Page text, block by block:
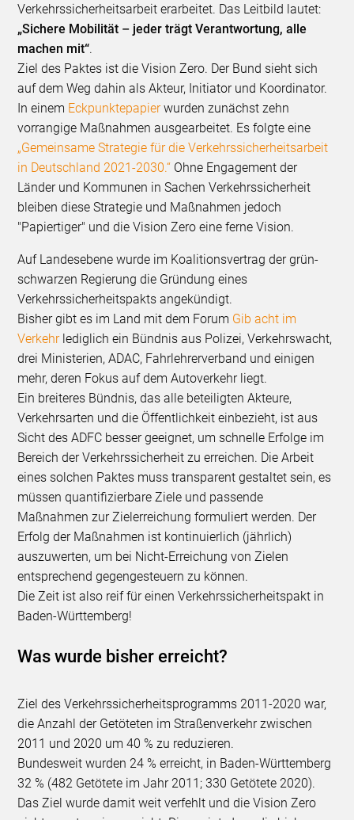
Verkehrssicherheitsarbeit erarbeitet. Das Leitbild lautet:
„Sichere Mobilität – jeder trägt Verantwortung, alle
machen mit“.
Ziel des Paktes ist die Vision Zero. Der Bund sieht sich
auf dem Weg dahin als Akteur, Initiator und Koordinator.
In einem Eckpunktepapierwurden zunächst zehn
vorrangige Maßnahmen ausgearbeitet. Es folgte eine
„Gemeinsame Strategie für die Verkehrssicherheitsarbeit
in Deutschland 2021-2030.“ Ohne Engagement der
Länder und Kommunen in Sachen Verkehrssicherheit
bleiben diese Strategie und Maßnahmen jedoch
"Papiertiger" und die Vision Zero eine ferne Vision.
Auf Landesebene wurde im Koalitionsvertrag der grün-
schwarzen Regierung die Gründung eines
Verkehrssicherheitspakts angekündigt.
Bisher gibt es im Land mit dem Forum Gib acht im
Verkehrlediglich ein Bündnis aus Polizei, Verkehrswacht,
drei Ministerien, ADAC, Fahrlehrerverband und einigen
mehr, deren Fokus auf dem Autoverkehr liegt.
Ein breiteres Bündnis, das alle beteiligten Akteure,
Verkehrsarten und die Öffentlichkeit einbezieht, ist aus
Sicht des ADFC besser geeignet, um schnelle Erfolge im
Bereich der Verkehrssicherheit zu erreichen. Die Arbeit
eines solchen Paktes muss transparent gestaltet sein, es
müssen quantifizierbare Ziele und passende
Maßnahmen zur Zielerreichung formuliert werden. Der
Erfolg der Maßnahmen ist kontinuierlich (jährlich)
auszuwerten, um bei Nicht-Erreichung von Zielen
entsprechend gegengesteuern zu können.
Die Zeit ist also reif für einen Verkehrssicherheitspakt in
Baden-Württemberg!
Was wurde bisher erreicht?
Ziel des Verkehrssicherheitsprogramms 2011-2020 war,
die Anzahl der Getöteten im Straßenverkehr zwischen
2011 und 2020 um 40 % zu reduzieren.
Bundesweit wurden 24 % erreicht, in Baden-Württemberg
32 % (482 Getötete im Jahr 2011; 330 Getötete 2020).
Das Ziel wurde damit weit verfehlt und die Vision Zero